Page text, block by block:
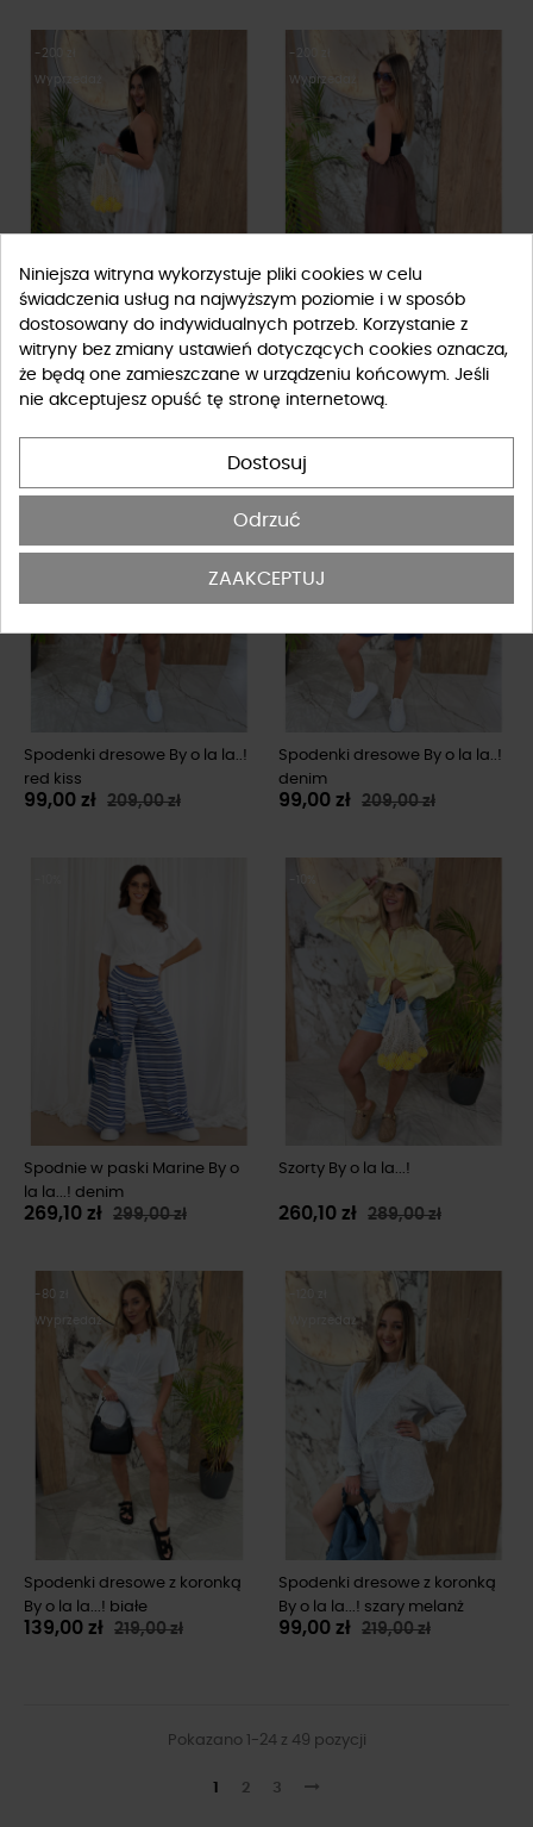
-200 zł
Wyprzedaż
Spodnie alladynki z wiązanym
ściągaczem By o la la...! białe
99,00 zł
-200 zł
Wyprzedaż
Spodnie alladynki z wiązanym
ściągaczem By o la la...!
kakaowe
99,00 zł 299,00 zł
Wyprzedaż
Spodenki dresowe By o la la..!
red kiss
99,00 zł 209,00 zł
-110 zł
Wyprzedaż
Spodenki dresowe By o la la..!
denim
99,00 zł 209,00 zł
Spodnie w paski Marine By o
la la...! denim
269,10 zł 299,00 zł
Szorty By o la la...!
260,10 zł 289,00 zł
-80 zł
Wyprzedaż
Spodenki dresowe z koronką
By o la la...! białe
139,00 zł 219,00 zł
Wyprzedaż
Spodenki dresowe z koronką
By o la la...! szary melanż
99,00 zł 219,00 zł
Pokazano 1-24 z 49 pozycji
1 2 3
Niniejsza witryna wykorzystuje pliki cookies w celu
świadczenia usług na najwyższym poziomie i w sposób
dostosowany do indywidualnych potrzeb. Korzystanie z
witryny bez zmiany ustawień dotyczących cookies oznacza,
że będą one zamieszczane w urządzeniu końcowym. Jeśli
nie akceptujesz opuść tę stronę internetową.
Dostosuj
Odrzuć
ZAAKCEPTUJ
FILTRUJ